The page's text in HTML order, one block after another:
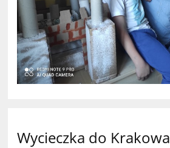
Wycieczka do Krakowa